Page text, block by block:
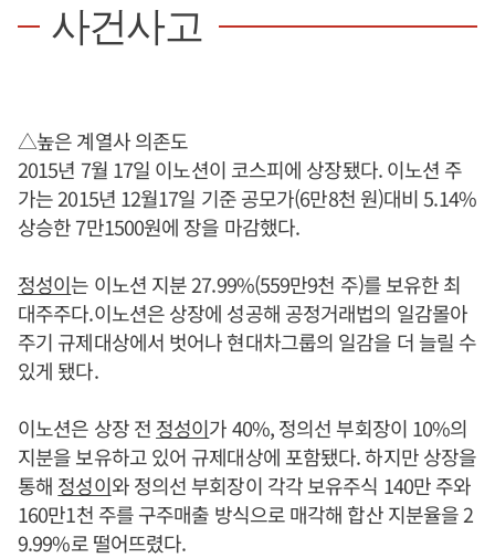
사건사고
△높은 계열사 의존도
2015년 7월 17일 이노션이 코스피에 상장됐다. 이노션 주
가는 2015년 12월17일 기준 공모가(6만8천 원)대비 5.14%
상승한 7만1500원에 장을 마감했다.
정성이는 이노션 지분 27.99%(559만9천 주)를 보유한 최
대주주다.이노션은 상장에 성공해 공정거래법의 일감몰아
주기 규제대상에서 벗어나 현대차그룹의 일감을 더 늘릴 수
있게 됐다.
이노션은 상장 전 정성이가 40%, 정의선 부회장이 10%의
지분을 보유하고 있어 규제대상에 포함됐다. 하지만 상장을
통해 정성이와 정의선 부회장이 각각 보유주식 140만 주와
160만1천 주를 구주매출 방식으로 매각해 합산 지분율을 2
9.99%로 떨어뜨렸다.